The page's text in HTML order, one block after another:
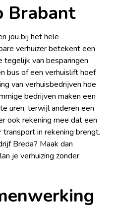
Brabant
jou bij het hele
verhuizer betekent een
tegelijk van besparingen
bus of een verhuislift hoef
van verhuisbedrijven hoe
bedrijven maken een
uren, terwijl anderen een
ook rekening mee dat een
in rekening brengt.
Breda? Maak dan
je verhuizing zonder